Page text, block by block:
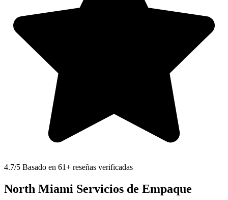
4.7/5 Basado en 61+ reseñas verificadas
North Miami Servicios de Empaque